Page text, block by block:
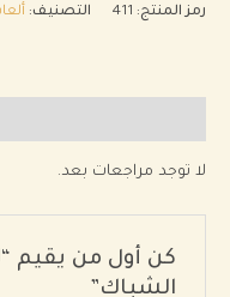
رمز المنتج: 411 التصنيف:
لا توجد مراجعات بعد.
كن أول من يقيم
الشباك”